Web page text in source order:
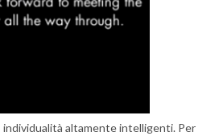
individualità altamente intelligenti. Per